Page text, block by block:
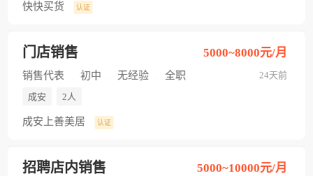
快快买货 认证
门店销售
24天前
5000~8000元/月
销售代表 初中 无经验 全职
成安 2人
成安上善美居 认证
招聘店内销售 5000~10000元/月